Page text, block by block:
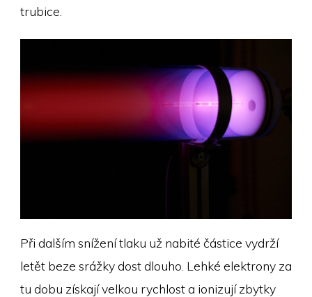
trubice.
Při dalším snížení tlaku už nabité částice vydrží
letět beze srážky dost dlouho. Lehké elektrony za
tu dobu získají velkou rychlost a ionizují zbytky